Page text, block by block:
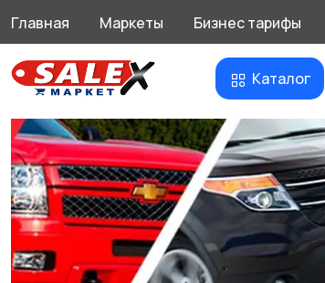
Главная Маркеты Бизнес тарифы
Каталог